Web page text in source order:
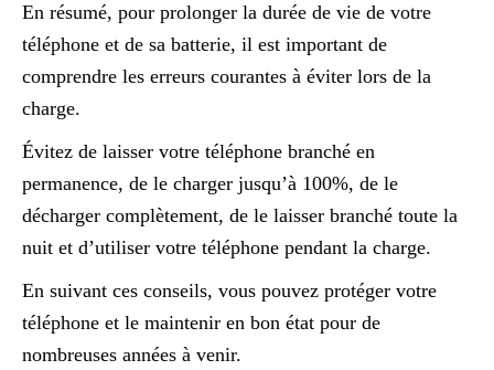
En résumé, pour prolonger la durée de vie de votre
téléphone et de sa batterie, il est important de
comprendre les erreurs courantes à éviter lors de la
charge.
Évitez de laisser votre téléphone branché en
permanence, de le charger jusqu’à 100%, de le
décharger complètement, de le laisser branché toute la
nuit et d’utiliser votre téléphone pendant la charge.
En suivant ces conseils, vous pouvez protéger votre
téléphone et le maintenir en bon état pour de
nombreuses années à venir.